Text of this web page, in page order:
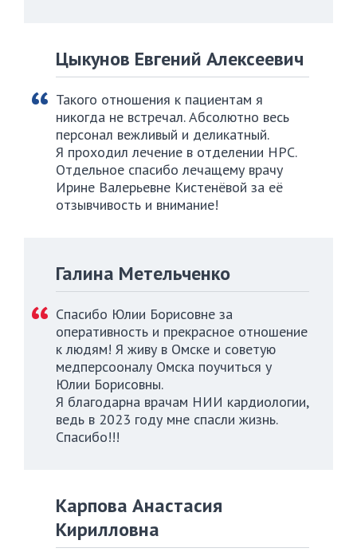
Цыкунов Евгений Алексеевич
Такого отношения к пациентам я
никогда не встречал. Абсолютно весь
персонал вежливый и деликатный.
Я проходил лечение в отделении НРС.
Отдельное спасибо лечащему врачу
Ирине Валерьевне Кистенёвой за её
отзывчивость и внимание!
Галина Метельченко
Спасибо Юлии Борисовне за
оперативность и прекрасное отношение
к людям! Я живу в Омске и советую
медперсооналу Омска поучиться у
Юлии Борисовны.
Я благодарна врачам НИИ кардиологии,
ведь в 2023 году мне спасли жизнь.
Спасибо!!!
Карпова Анастасия
Кирилловна